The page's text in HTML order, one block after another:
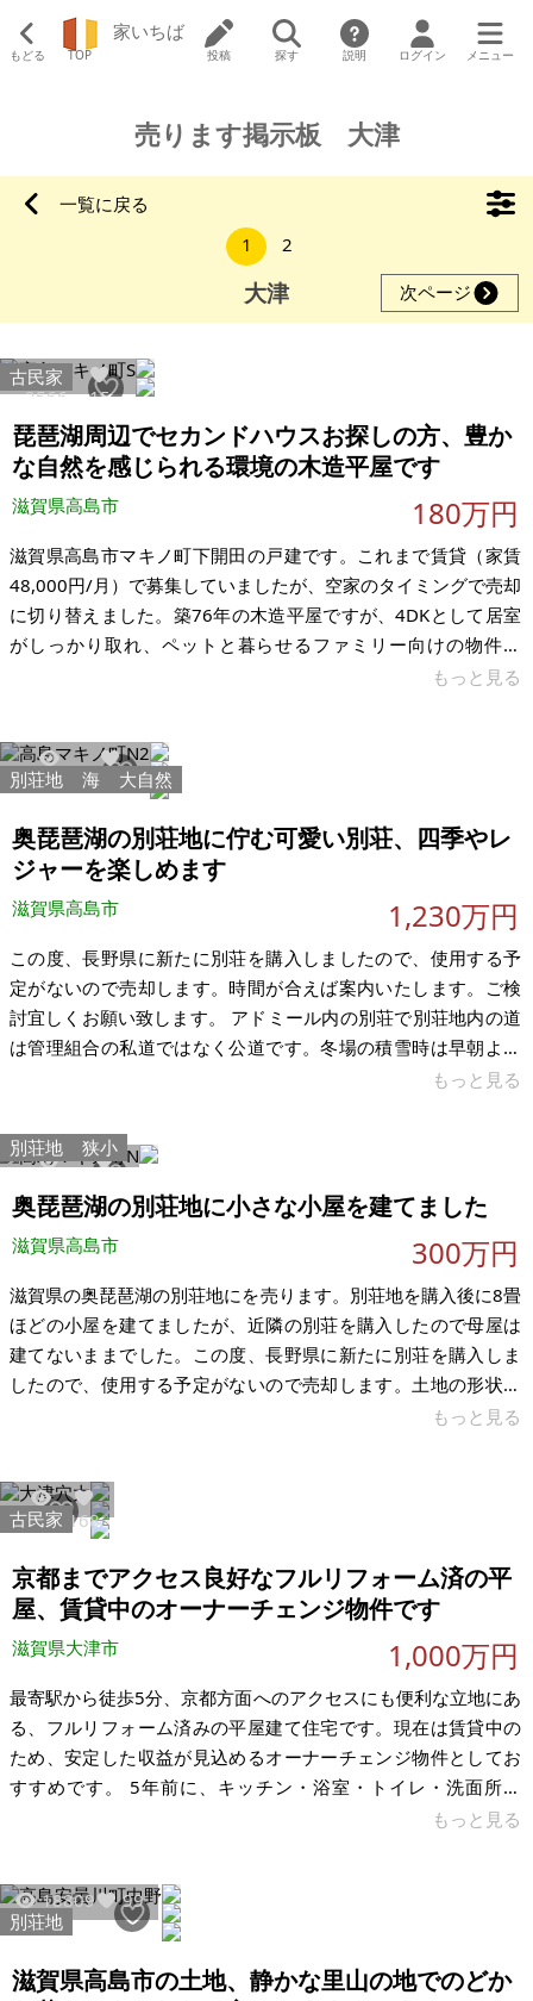
もどる TOP
家いちば
投稿 探す 説明 ログイン メニュー
売ります掲示板 大津
一覧に戻る
1
2
大津 次ページ
2566 15
古民家
琵琶湖周辺でセカンドハウスお探しの方、豊か
な自然を感じられる環境の木造平屋です
滋賀県高島市 180万円
滋賀県高島市マキノ町下開田の戸建です。これまで賃貸（家賃
48,000円/月）で募集していましたが、空家のタイミングで売却
に切り替えました。築76年の木造平屋ですが、4DKとして居室
がしっかり取れ、ペットと暮らせるファミリー向けの物件で
す。湖西の自然豊かな環境で、ペットと田舎暮らしを始めたい
を探している方 ・賃貸付けて利回り約15%の収益物件として運
用したい投資家 ・湖西で別荘・セカンドハウスをお探しの方 ・
古民家リフォーム・DIYに興味がある方 物件の魅力 ・4DKで全
居室6帖
もっと見る
22456 144
別荘地 海 大自然
奥琵琶湖の別荘地に佇む可愛い別荘、四季やレ
ジャーを楽しめます
滋賀県高島市 1,230万円
この度、長野県に新たに別荘を購入しましたので、使用する予
定がないので売却します。時間が合えば案内いたします。ご検
討宜しくお願い致します。 アドミール内の別荘で別荘地内の道
は管理組合の私道ではなく公道です。冬場の積雪時は早朝より
高島市が除雪してくれます。（公道の別荘地は高島市では殆ど
に近い緩やかな傾斜地です。 ミニログも有りますので色々と物
が置けます。関西圏や中部圏からもアクセスは悪くないと思い
ます。 春は海津大崎の桜、夏はマキノサニービーチが近く水遊
びができます。また、敦賀まで40分程度で、海水浴、釣りが楽
しめます。秋は周りには落葉
もっと見る
別荘地 狭小
奥琵琶湖の別荘地に小さな小屋を建てました
滋賀県高島市 300万円
滋賀県の奥琵琶湖の別荘地にを売ります。別荘地を購入後に8畳
ほどの小屋を建てましたが、近隣の別荘を購入したので母屋は
建てないままでした。この度、長野県に新たに別荘を購入しま
したので、使用する予定がないので売却します。土地の形状は
22.6ｍｘ14.5ｍの長方形で長い側が南向きですので日光が多く
す。冬場の積雪時は早朝より高島市が除雪してくれます。（公
道の別荘地は高島市では殆ど無いと思います）坂の多い別荘地
が多い中、この場所は平坦に近い緩やかな傾斜地です。管理は
自治会で行っていますので別荘
もっと見る
36603 168
古民家
京都までアクセス良好なフルリフォーム済の平
屋、賃貸中のオーナーチェンジ物件です
滋賀県大津市 1,000万円
最寄駅から徒歩5分、京都方面へのアクセスにも便利な立地にあ
る、フルリフォーム済みの平屋建て住宅です。現在は賃貸中の
ため、安定した収益が見込めるオーナーチェンジ物件としてお
すすめです。 5年前に、キッチン・浴室・トイレ・洗面所・
床・クロスを含めたフルリフォームを実施済み。外観は築年相
ただいております。住環境の良さからも、入居希望者が複数あ
り、賃貸需要の高さも魅力の一つです。また、将来的には建て
替えも視野に入る広さの土地のため、資産性・柔軟性のある物
件としてご検討いただけます。
もっと見る
18809
99
別荘地
滋賀県高島市の土地、静かな里山の地でのどか